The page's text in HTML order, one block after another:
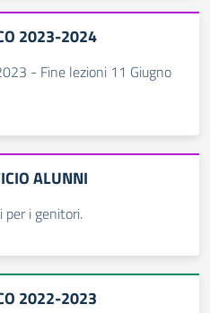
2023-2024
- Fine lezioni 11 Giugno
ALUNNI
per i genitori.
2022-2023